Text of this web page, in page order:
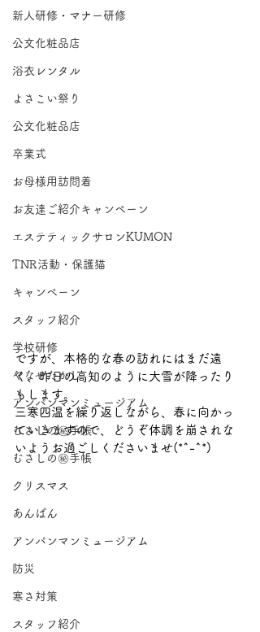
新人研修・マナー研修
公文化粧品店
浴衣レンタル
よさこい祭り
公文化粧品店
卒業式
お母様用訪問着
お友達ご紹介キャンペーン
エステティックサロンKUMON
TNR活動・保護猫
キャンペーン
スタッフ紹介
学校研修
やなせたかし
アンパンマンミュージアム
むさしの㊙手帳
むさしの㊙手帳
クリスマス
あんぱん
アンパンマンミュージアム
防災
寒さ対策
スタッフ紹介
ですが、本格的な春の訪れにはまだ遠
く、昨日の高知のように大雪が降ったり
もします。
三寒四温を繰り返しながら、春に向かっ
ていきますので、どうぞ体調を崩されな
いようお過ごしくださいませ(*^-^*)